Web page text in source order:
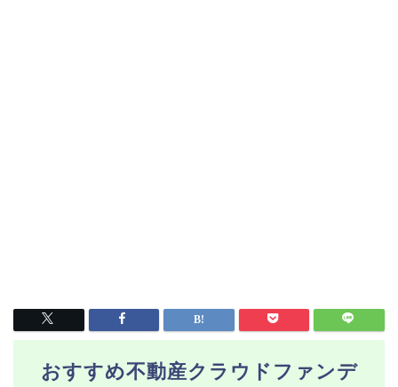
おすすめ不動産クラウドファンデ